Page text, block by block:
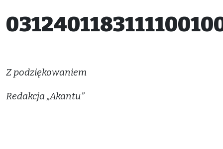
Z podziękowaniem
Redakcja „Akantu”